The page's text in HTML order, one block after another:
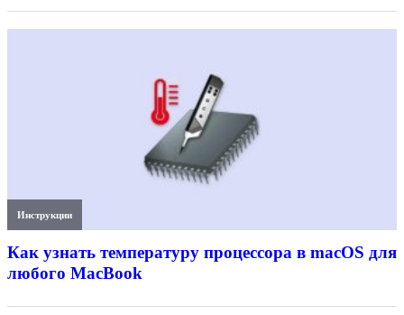
Инструкции
Как узнать температуру процессора в macOS для
любого MacBook